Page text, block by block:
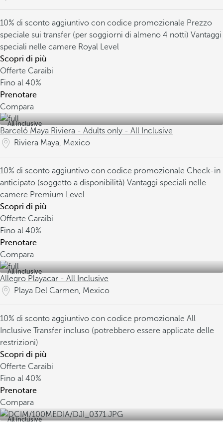
10% di sconto aggiuntivo con codice promozionale Prezzo
speciale sui transfer (per soggiorni di almeno 4 notti) Vantaggi
speciali nelle camere Royal Level
Scopri di più
Offerte Caraibi
Fino al 40%
Prenotare
Compara
All inclusive
Barceló Maya Riviera - Adults only - All Inclusive
Riviera Maya, Mexico
10% di sconto aggiuntivo con codice promozionale Check-in
anticipato (soggetto a disponibilità) Vantaggi speciali nelle
camere Premium Level
Scopri di più
Offerte Caraibi
Fino al 40%
Prenotare
Compara
All inclusive
Allegro Playacar - All Inclusive
Playa Del Carmen, Mexico
10% di sconto aggiuntivo con codice promozionale All
Inclusive Transfer incluso (potrebbero essere applicate delle
restrizioni)
Scopri di più
Offerte Caraibi
Fino al 40%
Prenotare
Compara
All inclusive